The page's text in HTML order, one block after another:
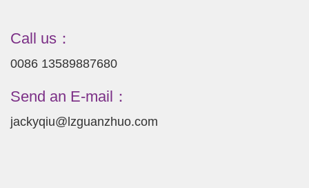
Call us：
0086 13589887680
Send an E-mail：
jackyqiu@lzguanzhuo.com